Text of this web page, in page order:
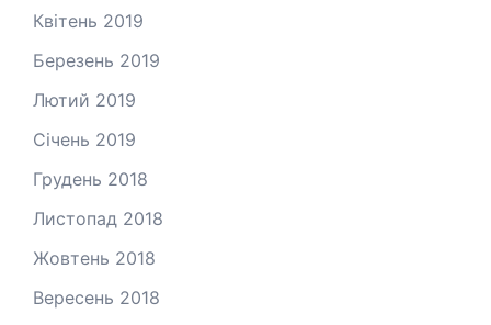
Квітень 2019
Березень 2019
Лютий 2019
Січень 2019
Грудень 2018
Листопад 2018
Жовтень 2018
Вересень 2018